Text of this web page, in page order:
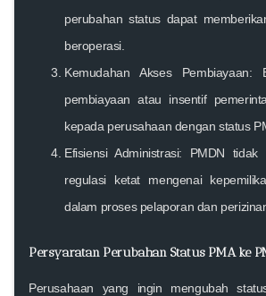
perubahan status dapat
beroperasi.
Kemudahan Akses Pembiayaan:
pembiayaan atau insentif
kepada perusahaan dengan status
Efisiensi Administrasi: PMDN tidak
regulasi ketat mengenai
dalam proses pelaporan dan
Persyaratan Perubahan Status PMA ke
Perusahaan yang ingin mengubah